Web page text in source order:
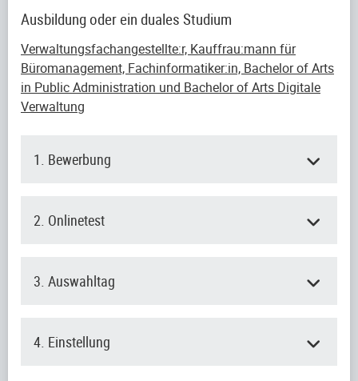
Ausbildung oder ein duales Studium
Verwaltungsfachangestellte:r, Kauffrau:mann für
Büromanagement, Fachinformatiker:in, Bachelor of Arts
in Public Administration und Bachelor of Arts Digitale
Verwaltung
1. Bewerbung
2. Onlinetest
3. Auswahltag
4. Einstellung